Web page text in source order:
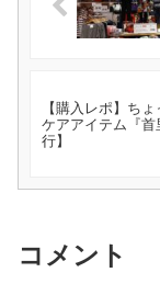
【購入レポ】ち
ケアアイテム『
行】
コメント